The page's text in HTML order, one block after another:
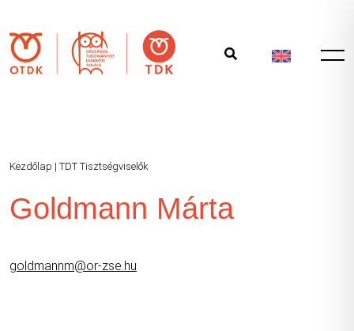
Kezdőlap | TDT Tisztségviselők
Goldmann Márta
goldmannm@or-zse.hu